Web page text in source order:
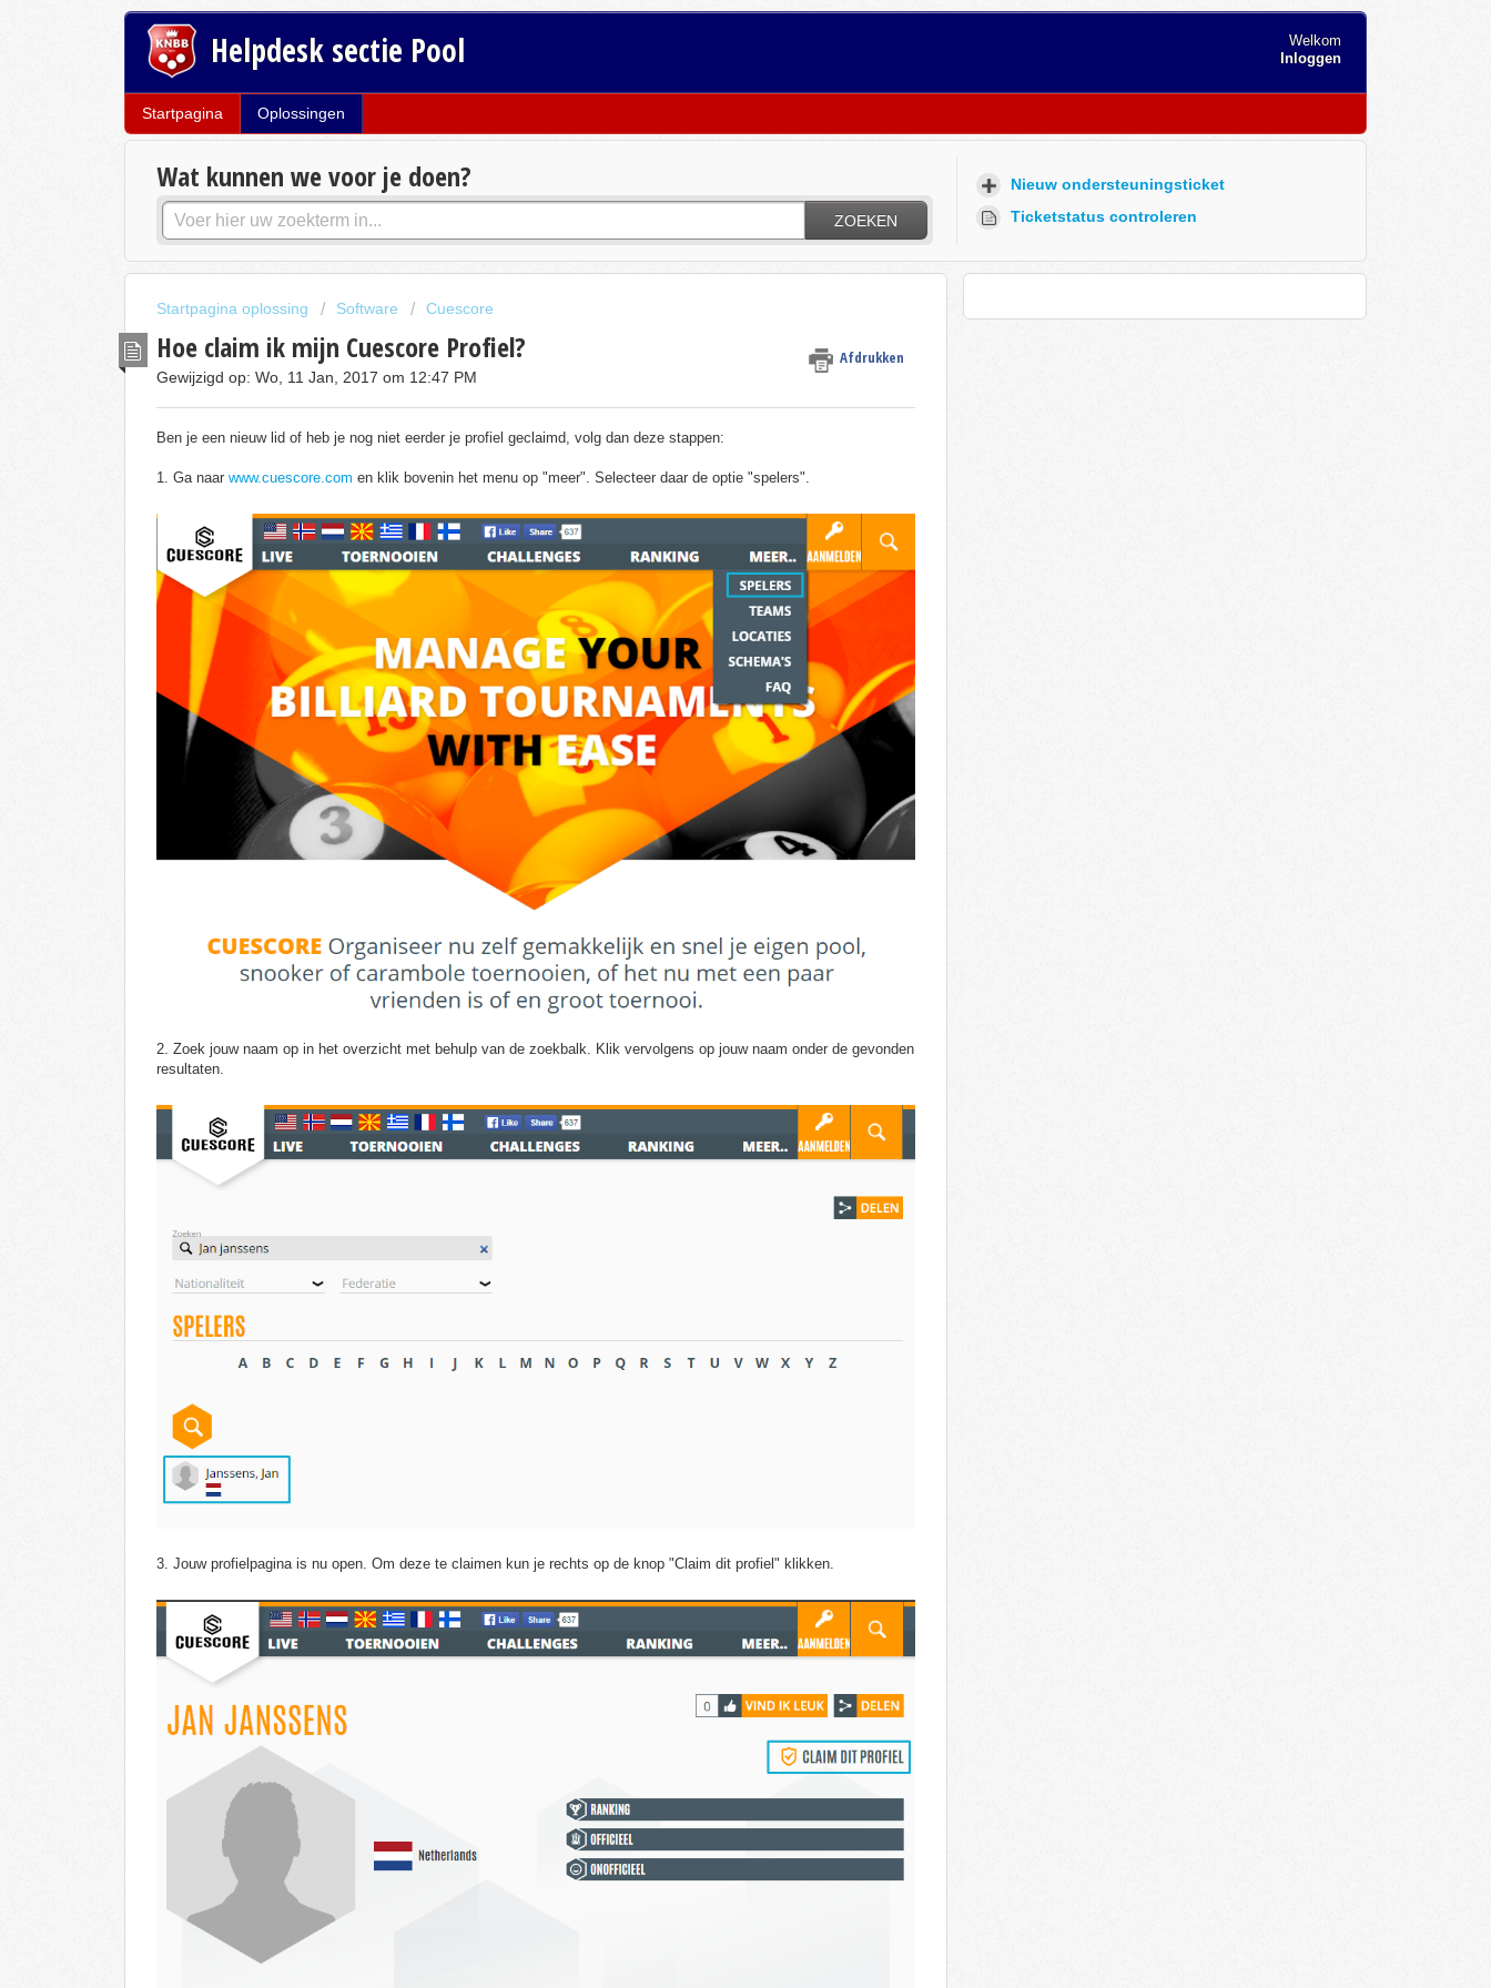
Helpdesk sectie Pool
Welkom
Inloggen
Startpagina Oplossingen
Wat kunnen we voor je doen?
ZOEKEN
Nieuw ondersteuningsticket
Ticketstatus controleren
Startpagina oplossing Software Cuescore
Hoe claim ik mijn Cuescore Profiel? Afdrukken
Gewijzigd op: Wo, 11 Jan, 2017 om 12:47 PM
Ben je een nieuw lid of heb je nog niet eerder je profiel geclaimd, volg dan deze stappen:
1. Ga naar www.cuescore.com en klik bovenin het menu op "meer". Selecteer daar de optie "spelers".
2. Zoek jouw naam op in het overzicht met behulp van de zoekbalk. Klik vervolgens op jouw naam onder de gevonden
resultaten.
3. Jouw profielpagina is nu open. Om deze te claimen kun je rechts op de knop "Claim dit profiel" klikken.